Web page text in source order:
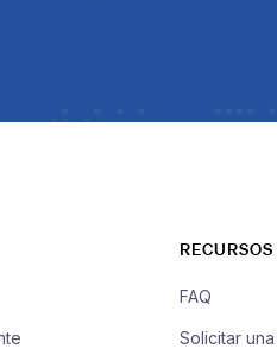
RECURSOS
FAQ
Solicitar